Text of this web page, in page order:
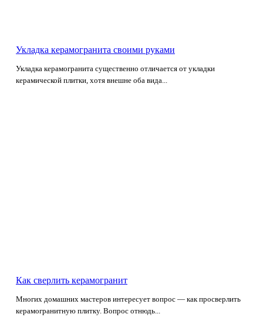
Укладка керамогранита своими руками
Укладка керамогранита существенно отличается от укладки
керамической плитки, хотя внешне оба вида...
Как сверлить керамогранит
Многих домашних мастеров интересует вопрос — как просверлить
керамогранитную плитку. Вопрос отнюдь...